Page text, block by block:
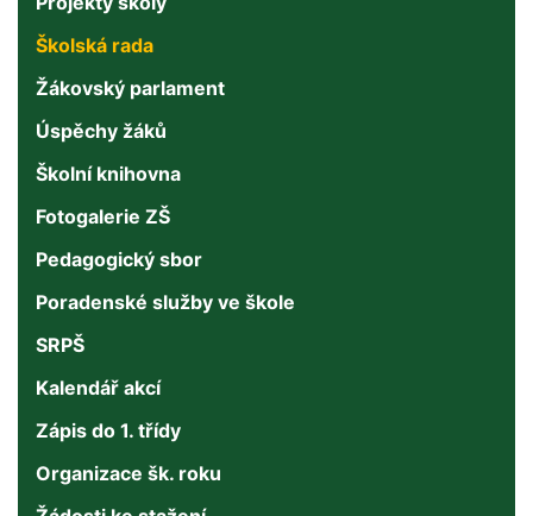
Školská rada
Žákovský parlament
Úspěchy žáků
Školní knihovna
Fotogalerie ZŠ
Pedagogický sbor
Poradenské služby ve škole
SRPŠ
Kalendář akcí
Zápis do 1. třídy
Organizace šk. roku